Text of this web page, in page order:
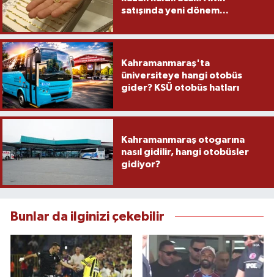
satışında yeni dönem...
Kahramanmaraş'ta
üniversiteye hangi otobüs
gider? KSÜ otobüs hatları
Kahramanmaraş otogarına
nasıl gidilir, hangi otobüsler
gidiyor?
Bunlar da ilginizi çekebilir